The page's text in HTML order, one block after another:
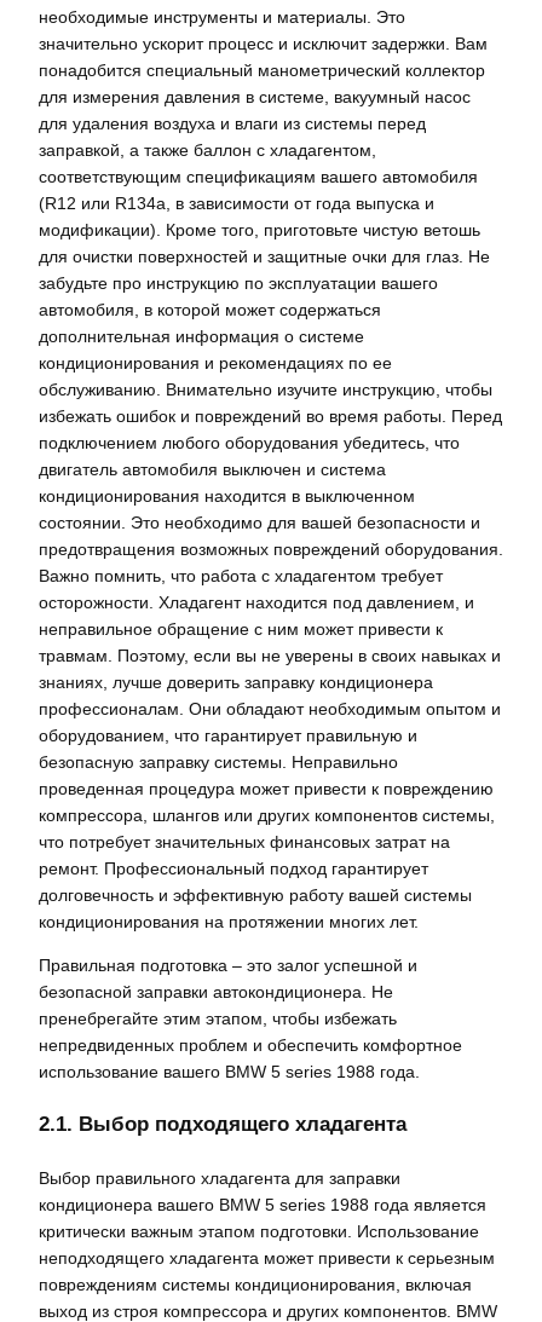
необходимые инструменты и материалы. Это
значительно ускорит процесс и исключит задержки. Вам
понадобится специальный манометрический коллектор
для измерения давления в системе, вакуумный насос
для удаления воздуха и влаги из системы перед
заправкой, а также баллон с хладагентом,
соответствующим спецификациям вашего автомобиля
(R12 или R134a, в зависимости от года выпуска и
модификации). Кроме того, приготовьте чистую ветошь
для очистки поверхностей и защитные очки для глаз. Не
забудьте про инструкцию по эксплуатации вашего
автомобиля, в которой может содержаться
дополнительная информация о системе
кондиционирования и рекомендациях по ее
обслуживанию. Внимательно изучите инструкцию, чтобы
избежать ошибок и повреждений во время работы. Перед
подключением любого оборудования убедитесь, что
двигатель автомобиля выключен и система
кондиционирования находится в выключенном
состоянии. Это необходимо для вашей безопасности и
предотвращения возможных повреждений оборудования.
Важно помнить, что работа с хладагентом требует
осторожности. Хладагент находится под давлением, и
неправильное обращение с ним может привести к
травмам. Поэтому, если вы не уверены в своих навыках и
знаниях, лучше доверить заправку кондиционера
профессионалам. Они обладают необходимым опытом и
оборудованием, что гарантирует правильную и
безопасную заправку системы. Неправильно
проведенная процедура может привести к повреждению
компрессора, шлангов или других компонентов системы,
что потребует значительных финансовых затрат на
ремонт. Профессиональный подход гарантирует
долговечность и эффективную работу вашей системы
кондиционирования на протяжении многих лет.
Правильная подготовка – это залог успешной и
безопасной заправки автокондиционера. Не
пренебрегайте этим этапом, чтобы избежать
непредвиденных проблем и обеспечить комфортное
использование вашего BMW 5 series 1988 года.
2.1. Выбор подходящего хладагента
Выбор правильного хладагента для заправки
кондиционера вашего BMW 5 series 1988 года является
критически важным этапом подготовки. Использование
неподходящего хладагента может привести к серьезным
повреждениям системы кондиционирования, включая
выход из строя компрессора и других компонентов. BMW